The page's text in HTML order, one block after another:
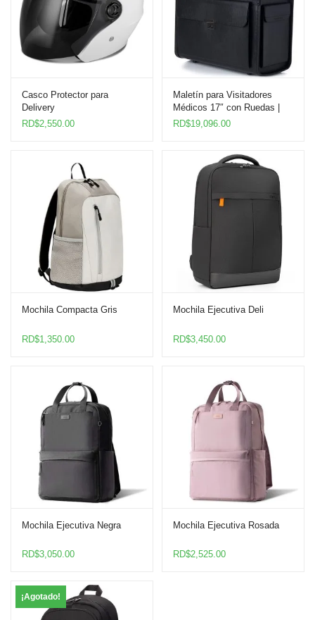
Casco Protector para
Delivery
RD$2,550.00
Maletín para Visitadores
Médicos 17″ con Ruedas |
Alpine Swiss Negro
RD$19,096.00
Mochila Compacta Gris
RD$1,350.00
Mochila Ejecutiva Deli
RD$3,450.00
Mochila Ejecutiva Negra
RD$3,050.00
Mochila Ejecutiva Rosada
RD$2,525.00
¡Agotado!